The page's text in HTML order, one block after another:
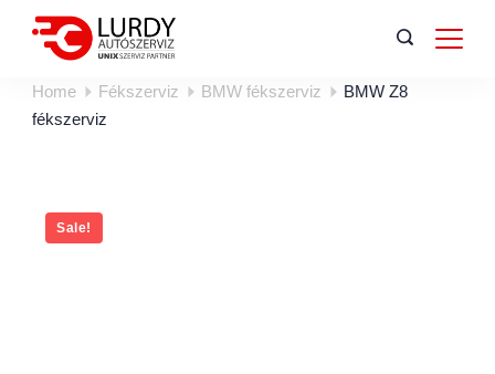
Home Fékszerviz BMW fékszerviz
BMW Z8
fékszerviz
Sale!